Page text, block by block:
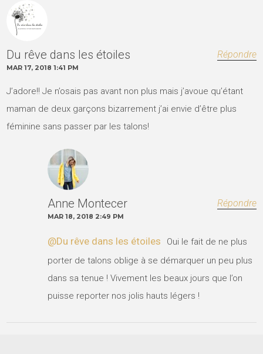
Du rêve dans les étoiles Répondre
MAR 17, 2018 1:41 PM
J’adore!! Je n’osais pas avant non plus mais j’avoue qu’étant
maman de deux garçons bizarrement j’ai envie d’être plus
féminine sans passer par les talons!
Anne Montecer Répondre
MAR 18, 2018 2:49 PM
@Du rêve dans les étoiles
Oui le fait de ne plus
porter de talons oblige à se démarquer un peu plus
dans sa tenue ! Vivement les beaux jours que l’on
puisse reporter nos jolis hauts légers !